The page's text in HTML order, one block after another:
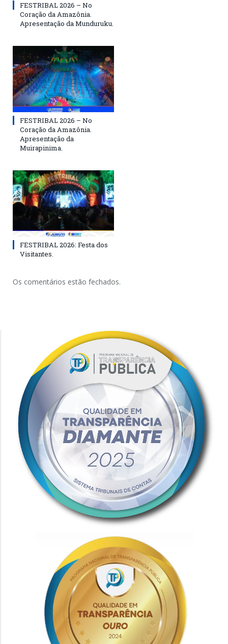
FESTRIBAL 2026 – No
Coração da Amazônia.
Apresentação da Munduruku.
FESTRIBAL 2026 – No
Coração da Amazônia.
Apresentação da
Muirapinima.
FESTRIBAL 2026: Festa dos
Visitantes.
Os comentários estão fechados.